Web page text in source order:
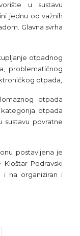
u sustavu
jednu od važnih
Glavna svrha
otpadnog
problematičnog
otpada,
otpada
otpada
sustavu povratne
postavljena je
Podravski
i na organiziran i